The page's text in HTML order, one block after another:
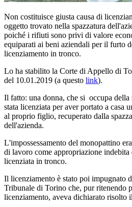
Non costituisce giusta causa di
oggetto trovato nella spazzatura
poiché i rifiuti sono privi di valore
equiparati ai beni aziendali per il furto
licenziamento in tronco.
Lo ha stabilito la Corte di Appello di
del 10.01.2019 (a questo link).
Il fatto: una donna, che si occupa
stata licenziata per aver portato a casa
al proprio figlio, recuperato dalla
dell'azienda.
L'impossessamento del monopattino
di lavoro come appropriazione indebita
licenziata in tronco.
Il licenziamento è stato poi impugnato
Tribunale di Torino che, pur ritenendo
licenziamento, aveva dichiarato risolto